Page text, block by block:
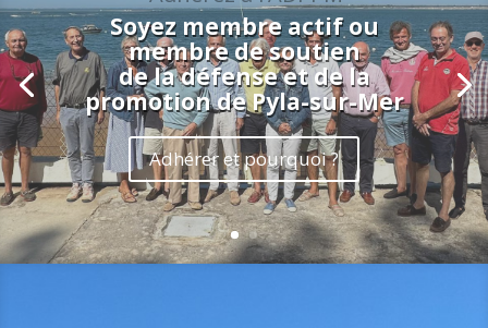
Soyez membre actifou
membrede soutien
de la défense et de la
promotion de Pyla-sur-Mer
Adhérer et pourquoi ?